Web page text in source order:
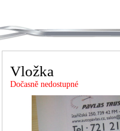
Vložka
Dočasně nedostupné